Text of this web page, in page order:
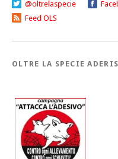
@oltrelaspecie
Feed OLS
OLTRE LA SPECIE